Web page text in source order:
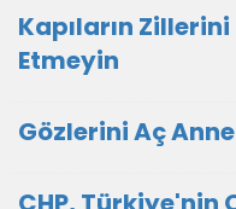
Kapıların
Etmeyin
Gözlerini Aç Anne